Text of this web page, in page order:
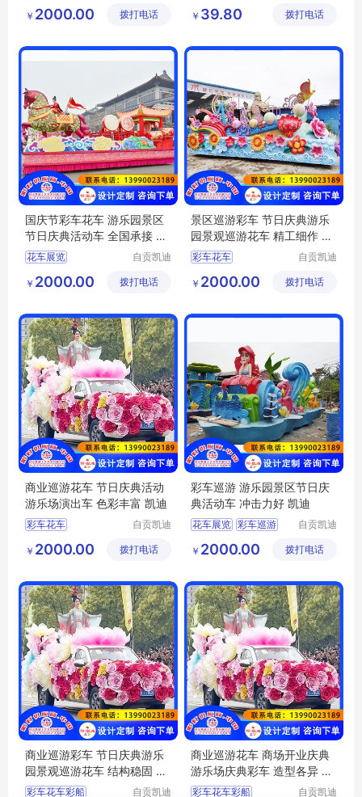
彩车花车彩船
有限公司
￥ 2000.00 拨打电话
技有限公
￥ 39.80 拨打电话
国庆节彩车花车 游乐园景区
节日庆典活动车 全国承接 凯
迪
花车展览
彩车花车 彩船巡游
自贡凯迪
有限公司
￥ 2000.00 拨打电话
景区巡游彩车 节日庆典游乐
园景观巡游花车 精工细作 凯
迪
彩车花车
花车展览 花车巡游
自贡凯迪
有限公司
￥ 2000.00 拨打电话
商业巡游花车 节日庆典活动
游乐场演出车 色彩丰富 凯迪
彩车花车
彩车展览 花车巡游
自贡凯迪
有限公司
￥ 2000.00 拨打电话
彩车巡游 游乐园景区节日庆
典活动车 冲击力好 凯迪
花车展览 彩车巡游
彩车花车彩船
自贡凯迪
有限公司
￥ 2000.00 拨打电话
商业巡游彩车 节日庆典游乐
园景观巡游花车 结构稳固 凯
迪
彩车花车彩船 自贡凯迪
商业巡游花车 商场开业庆典
游乐场庆典彩车 造型各异 凯
迪
彩车花车彩船 自贡凯迪